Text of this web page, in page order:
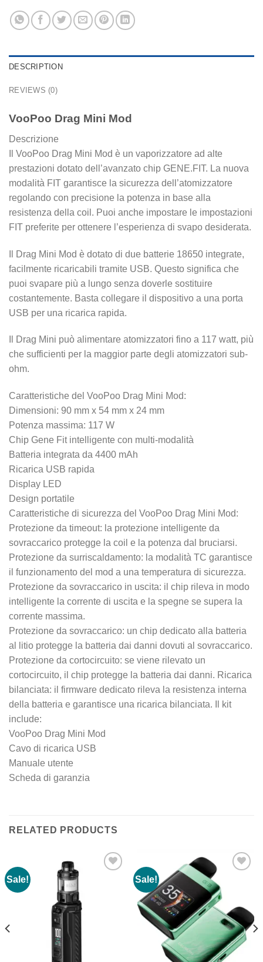
DESCRIPTION
REVIEWS (0)
VooPoo Drag Mini Mod
Descrizione
Il VooPoo Drag Mini Mod è un vaporizzatore ad alte
prestazioni dotato dell’avanzato chip GENE.FIT. La nuova
modalità FIT garantisce la sicurezza dell’atomizzatore
regolando con precisione la potenza in base alla
resistenza della coil. Puoi anche impostare le impostazioni
FIT preferite per ottenere l’esperienza di svapo desiderata.
Il Drag Mini Mod è dotato di due batterie 18650 integrate,
facilmente ricaricabili tramite USB. Questo significa che
puoi svapare più a lungo senza doverle sostituire
costantemente. Basta collegare il dispositivo a una porta
USB per una ricarica rapida.
Il Drag Mini può alimentare atomizzatori fino a 117 watt, più
che sufficienti per la maggior parte degli atomizzatori sub-
ohm.
Caratteristiche del VooPoo Drag Mini Mod:
Dimensioni: 90 mm x 54 mm x 24 mm
Potenza massima: 117 W
Chip Gene Fit intelligente con multi-modalità
Batteria integrata da 4400 mAh
Ricarica USB rapida
Display LED
Design portatile
Caratteristiche di sicurezza del VooPoo Drag Mini Mod:
Protezione da timeout: la protezione intelligente da
sovraccarico protegge la coil e la potenza dal bruciarsi.
Protezione da surriscaldamento: la modalità TC garantisce
il funzionamento del mod a una temperatura di sicurezza.
Protezione da sovraccarico in uscita: il chip rileva in modo
intelligente la corrente di uscita e la spegne se supera la
corrente massima.
Protezione da sovraccarico: un chip dedicato alla batteria
al litio protegge la batteria dai danni dovuti al sovraccarico.
Protezione da cortocircuito: se viene rilevato un
cortocircuito, il chip protegge la batteria dai danni. Ricarica
bilanciata: il firmware dedicato rileva la resistenza interna
della batteria e garantisce una ricarica bilanciata. Il kit
include:
VooPoo Drag Mini Mod
Cavo di ricarica USB
Manuale utente
Scheda di garanzia
RELATED PRODUCTS
Sale! Sale!